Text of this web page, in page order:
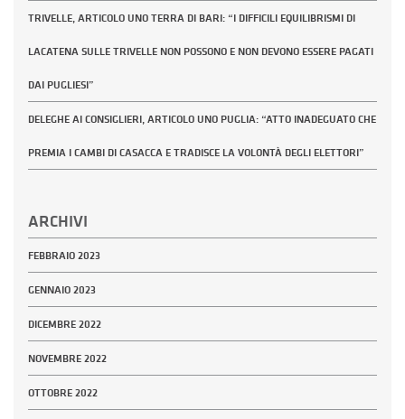
TRIVELLE, ARTICOLO UNO TERRA DI BARI: “I DIFFICILI EQUILIBRISMI DI
LACATENA SULLE TRIVELLE NON POSSONO E NON DEVONO ESSERE PAGATI
DAI PUGLIESI”
DELEGHE AI CONSIGLIERI, ARTICOLO UNO PUGLIA: “ATTO INADEGUATO CHE
PREMIA I CAMBI DI CASACCA E TRADISCE LA VOLONTÀ DEGLI ELETTORI”
ARCHIVI
FEBBRAIO 2023
GENNAIO 2023
DICEMBRE 2022
NOVEMBRE 2022
OTTOBRE 2022